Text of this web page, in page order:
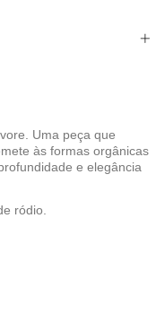
Uma peça que
às formas orgânicas
e elegância
ródio.